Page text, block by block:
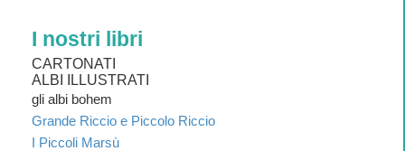
I nostri libri
CARTONATI
ALBI ILLUSTRATI
gli albi bohem
Grande Riccio e Piccolo Riccio
I Piccoli Marsù